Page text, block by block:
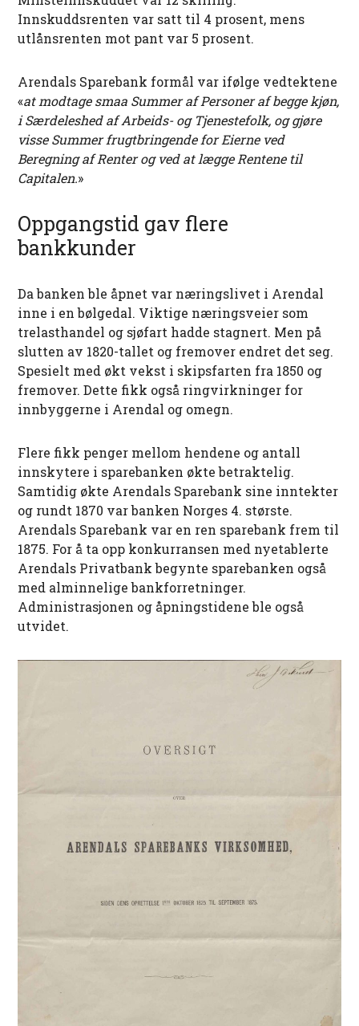
Innskuddsrenten var satt til 4 prosent, mens
utlånsrenten mot pant var 5 prosent.
Arendals Sparebank formål var ifølge vedtektene
«at modtage smaa Summer af Personer af begge kjøn,
i Særdeleshed af Arbeids- og Tjenestefolk, og gjøre
visse Summer frugtbringende for Eierne ved
Beregning af Renter og ved at lægge Rentene til
Capitalen.»
Oppgangstid gav flere
bankkunder
Da banken ble åpnet var næringslivet i Arendal
inne i en bølgedal. Viktige næringsveier som
trelasthandel og sjøfart hadde stagnert. Men på
slutten av 1820-tallet og fremover endret det seg.
Spesielt med økt vekst i skipsfarten fra 1850 og
fremover. Dette fikk også ringvirkninger for
innbyggerne i Arendal og omegn.
Flere fikk penger mellom hendene og antall
innskytere i sparebanken økte betraktelig.
Samtidig økte Arendals Sparebank sine inntekter
og rundt 1870 var banken Norges 4. største.
Arendals Sparebank var en ren sparebank frem til
1875. For å ta opp konkurransen med nyetablerte
Arendals Privatbank begynte sparebanken også
med alminnelige bankforretninger.
Administrasjonen og åpningstidene ble også
utvidet.